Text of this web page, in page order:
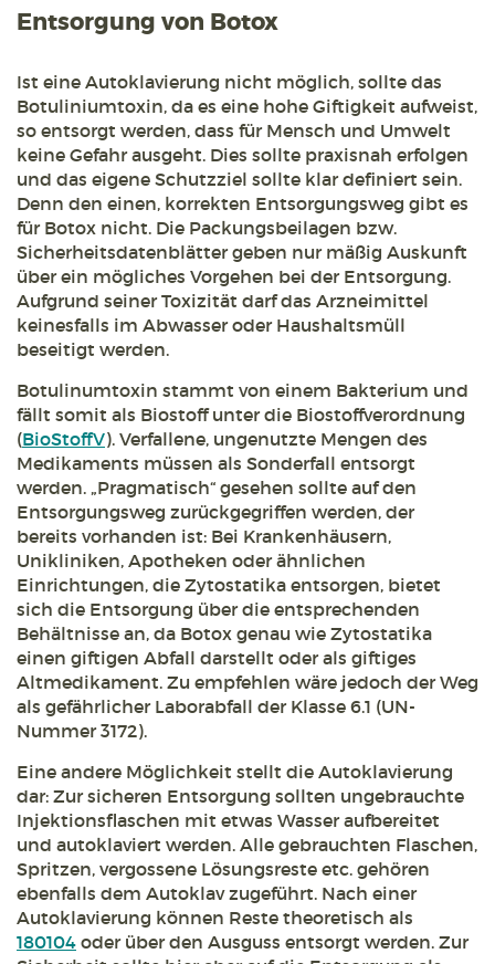
Entsorgung von Botox
Ist eine Autoklavierung nicht möglich, sollte das
Botuliniumtoxin, da es eine hohe Giftigkeit aufweist,
so entsorgt werden, dass für Mensch und Umwelt
keine Gefahr ausgeht. Dies sollte praxisnah erfolgen
und das eigene Schutzziel sollte klar definiert sein.
Denn den einen, korrekten Entsorgungsweg gibt es
für Botox nicht. Die Packungsbeilagen bzw.
Sicherheitsdatenblätter geben nur mäßig Auskunft
über ein mögliches Vorgehen bei der Entsorgung.
Aufgrund seiner Toxizität darf das Arzneimittel
keinesfalls im Abwasser oder Haushaltsmüll
beseitigt werden.
Botulinumtoxin stammt von einem Bakterium und
fällt somit als Biostoff unter die Biostoffverordnung
(BioStoffV). Verfallene, ungenutzte Mengen des
Medikaments müssen als Sonderfall entsorgt
werden. „Pragmatisch“ gesehen sollte auf den
Entsorgungsweg zurückgegriffen werden, der
bereits vorhanden ist: Bei Krankenhäusern,
Unikliniken, Apotheken oder ähnlichen
Einrichtungen, die Zytostatika entsorgen, bietet
sich die Entsorgung über die entsprechenden
Behältnisse an, da Botox genau wie Zytostatika
einen giftigen Abfall darstellt oder als giftiges
Altmedikament. Zu empfehlen wäre jedoch der Weg
als gefährlicher Laborabfall der Klasse 6.1 (UN-
Nummer 3172).
Eine andere Möglichkeit stellt die Autoklavierung
dar: Zur sicheren Entsorgung sollten ungebrauchte
Injektionsflaschen mit etwas Wasser aufbereitet
und autoklaviert werden. Alle gebrauchten Flaschen,
Spritzen, vergossene Lösungsreste etc. gehören
ebenfalls dem Autoklav zugeführt. Nach einer
Autoklavierung können Reste theoretisch als
180104 oder über den Ausguss entsorgt werden. Zur